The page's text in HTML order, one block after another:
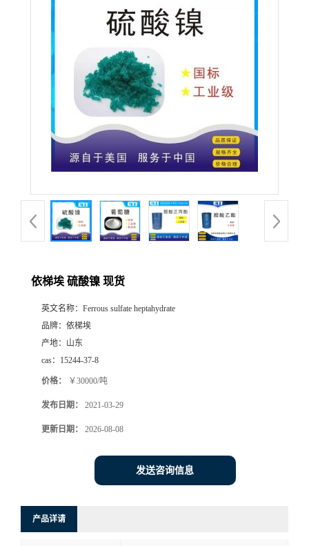
司
态依梯埃 硫酸镍 现货
英文名称： Ferrous sulfate heptahydrate
品牌： 依梯埃
产地： 山东
cas： 15244-37-8
价格： ￥30000/吨
发布日期： 2021-03-29
更新日期： 2026-08-08
发送咨询信息
产品详请